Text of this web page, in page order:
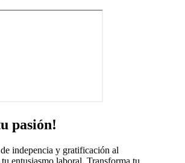
pasión!
indepencia y gratificación al
entusiasmo laboral. Transforma tu